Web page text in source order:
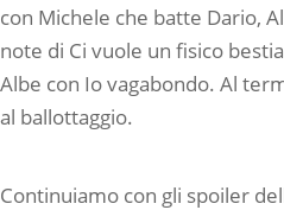
con Michele che batte Dario,
note di Ci vuole un fisico
Albe con Io vagabondo. Al
al ballottaggio.
Continuiamo con gli spoiler